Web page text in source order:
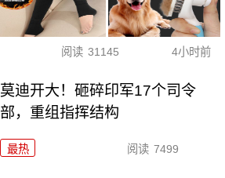
阅读 31145 4小时前
莫迪开大！砸碎印军17个司令
部，重组指挥结构
最热 阅读 7499